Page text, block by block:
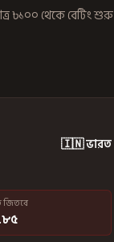
৳১০০ থেকে বেটিং শুরু
🇮🇳 ভারত
জিতবে